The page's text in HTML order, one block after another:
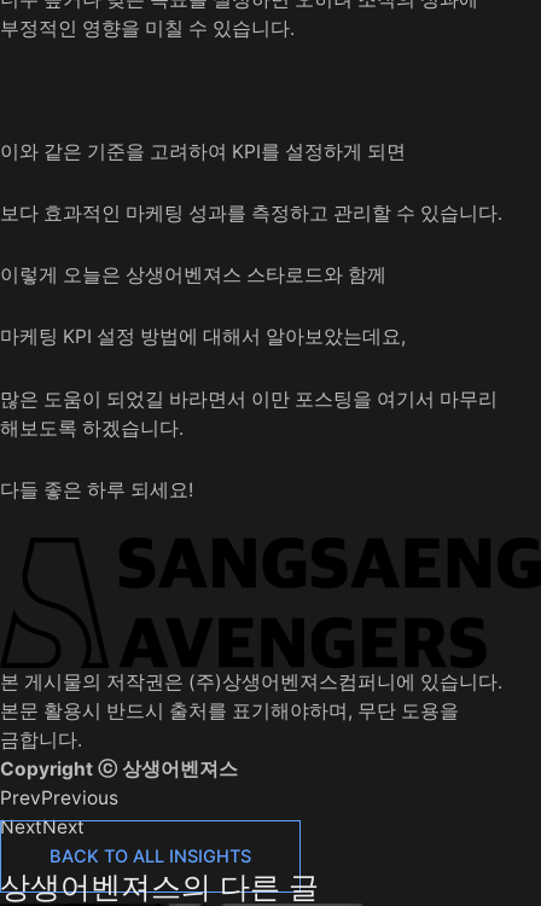
부정적인 영향을 미칠 수 있습니다.
이와 같은 기준을 고려하여 KPI를 설정하게 되면
보다 효과적인 마케팅 성과를 측정하고 관리할 수 있습니다.
이렇게 오늘은 상생어벤져스 스타로드와 함께
마케팅 KPI 설정 방법에 대해서 알아보았는데요,
많은 도움이 되었길 바라면서 이만 포스팅을 여기서 마무리
해보도록 하겠습니다.
다들 좋은 하루 되세요!
본 게시물의 저작권은 (주)상생어벤져스컴퍼니에 있습니다.
본문 활용시 반드시 출처를 표기해야하며, 무단 도용을
금합니다.
Copyright ⓒ 상생어벤져스
PrevPrevious
NextNext
BACK TO ALL INSIGHTS
상생어벤져스의 다른 글